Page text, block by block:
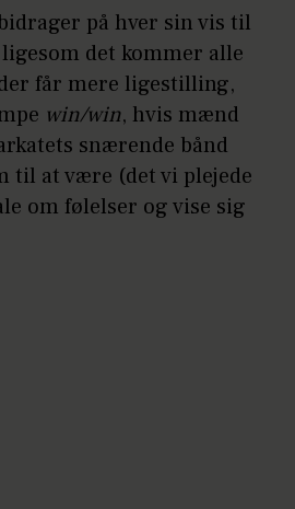
på hver sin vis til
det kommer alle
får mere ligestilling,
win/win, hvis mænd
snærende bånd
til at være (det vi plejede
om følelser og vise sig